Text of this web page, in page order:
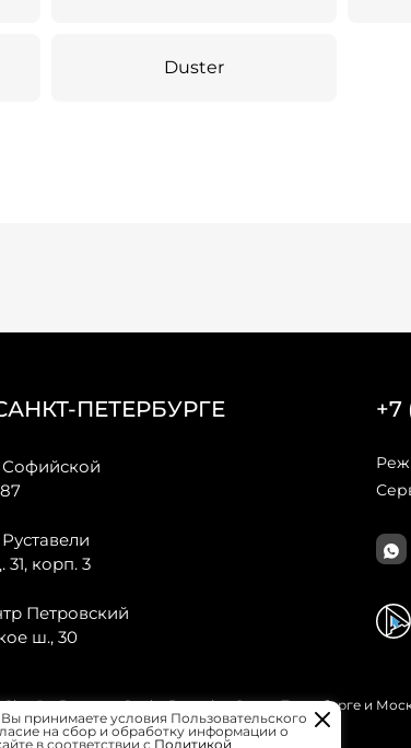
Duster
ПЕТЕРБУРГЕ
Софийской
31, корп. 3
Петровский
ш., 30
+7
Peugeot, Opel и Renault в Санкт-Петербурге и
принимаете условия Пользовательского
на сбор и обработку информации о
в соответствии с Политикой